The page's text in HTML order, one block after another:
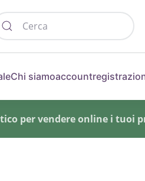
Chi siamoaccount
per vendere online i tuoi